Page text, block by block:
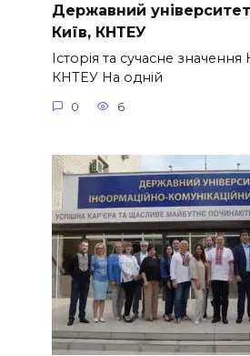
Державний
Київ, КНТЕУ
Історія та сучасне
КНТЕУ На одній
0 6